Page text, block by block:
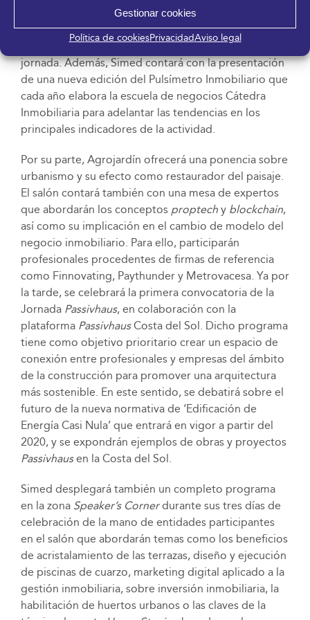
Gestionar cookies
Política de cookiesPrivacidadAviso legal
Asociación de Constructores y Promotores de
Málaga (ACP) también organiza en el marco del salón
un desayuno-debate empresarial durante esta misma
jornada. Además, Simed contará con la presentación
de una nueva edición del Pulsímetro Inmobiliario que
cada año elabora la escuela de negocios Cátedra
Inmobiliaria para adelantar las tendencias en los
principales indicadores de la actividad.
Por su parte, Agrojardín ofrecerá una ponencia sobre
urbanismo y su efecto como restaurador del paisaje.
El salón contará también con una mesa de expertos
que abordarán los conceptos proptech y blockchain,
así como su implicación en el cambio de modelo del
negocio inmobiliario. Para ello, participarán
profesionales procedentes de firmas de referencia
como Finnovating, Paythunder y Metrovacesa. Ya por
la tarde, se celebrará la primera convocatoria de la
Jornada Passivhaus, en colaboración con la
plataforma PassivhausCosta del Sol. Dicho programa
tiene como objetivo prioritario crear un espacio de
conexión entre profesionales y empresas del ámbito
de la construcción para promover una arquitectura
más sostenible. En este sentido, se debatirá sobre el
futuro de la nueva normativa de ‘Edificación de
Energía Casi Nula’ que entrará en vigor a partir del
2020, y se expondrán ejemplos de obras y proyectos
Passivhausen la Costa del Sol.
Simed desplegará también un completo programa
en la zona Speaker’s Cornerdurante sus tres días de
celebración de la mano de entidades participantes
en el salón que abordarán temas como los beneficios
de acristalamiento de las terrazas, diseño y ejecución
de piscinas de cuarzo, marketing digital aplicado a la
gestión inmobiliaria, sobre inversión inmobiliaria, la
habilitación de huertos urbanos o las claves de la